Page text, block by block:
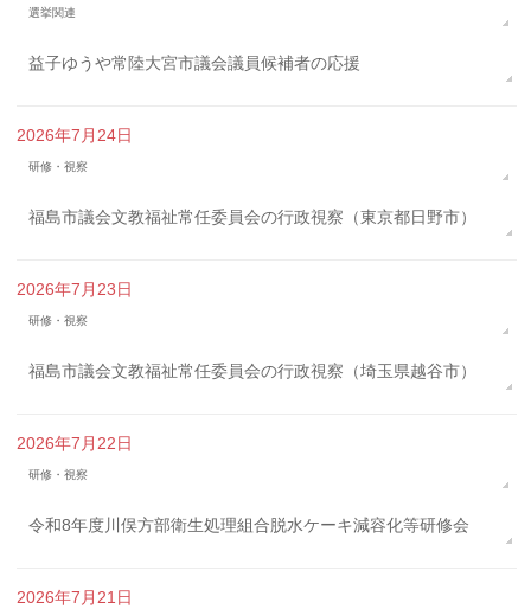
選挙関連
益子ゆうや常陸大宮市議会議員候補者の応援
2026年7月24日
研修・視察
福島市議会文教福祉常任委員会の行政視察（東京都日野市）
2026年7月23日
研修・視察
福島市議会文教福祉常任委員会の行政視察（埼玉県越谷市）
2026年7月22日
研修・視察
令和8年度川俣方部衛生処理組合脱水ケーキ減容化等研修会
2026年7月21日